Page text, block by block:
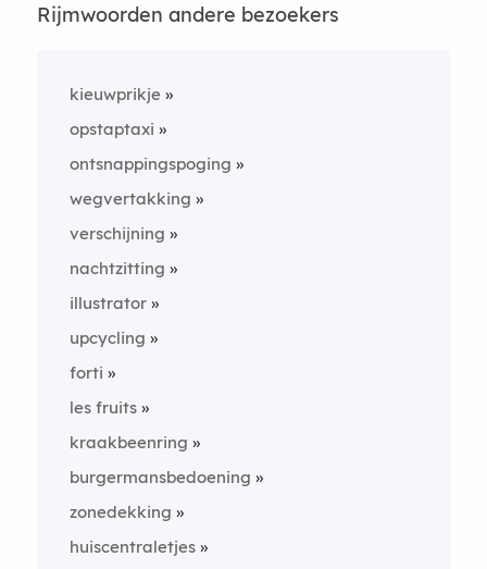
Rijmwoorden andere bezoekers
kieuwprikje
opstaptaxi
ontsnappingspoging
wegvertakking
verschijning
nachtzitting
illustrator
upcycling
forti
les fruits
kraakbeenring
burgermansbedoening
zonedekking
huiscentraletjes